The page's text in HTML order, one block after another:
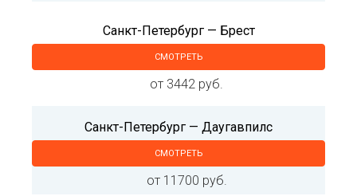
Санкт-Петербург — Брест
СМОТРЕТЬ
от 3442 руб.
Санкт-Петербург — Даугавпилс
СМОТРЕТЬ
от 11700 руб.